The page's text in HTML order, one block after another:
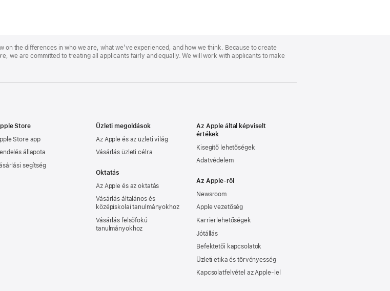
on the differences in who we are, what we’ve experienced, and how we think. Because to create
we are committed to treating all applicants fairly and equally. We will work with applicants to make
Store
Store app
állapota
segítség
Üzleti megoldások
Az Apple és az üzleti világ
Vásárlás üzleti célra
Oktatás
Az Apple és az oktatás
Vásárlás általános és
középiskolai tanulmányokhoz
Vásárlás felsőfokú
tanulmányokhoz
Az Apple által képviselt
értékek
Kisegítő lehetőségek
Adatvédelem
Az Apple-ről
Newsroom
Apple vezetőség
Karrierlehetőségek
Jótállás
Befektetői kapcsolatok
Üzleti etika és törvényesség
Kapcsolatfelvétel az Apple-lel